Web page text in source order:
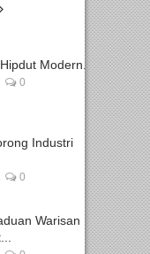
Modern...
0
Industri
0
Warisan